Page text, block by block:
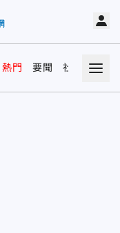
熱門 要聞 社會 娛樂